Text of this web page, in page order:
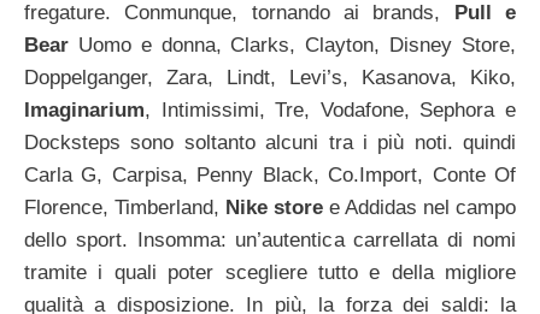
fregature. Conmunque, tornando ai brands, Pull e
Bear Uomo e donna, Clarks, Clayton, Disney Store,
Doppelganger, Zara, Lindt, Levi’s, Kasanova, Kiko,
Imaginarium, Intimissimi, Tre, Vodafone, Sephora e
Docksteps sono soltanto alcuni tra i più noti. quindi
Carla G, Carpisa, Penny Black, Co.Import, Conte Of
Florence, Timberland, Nike store e Addidas nel campo
dello sport. Insomma: un’autentica carrellata di nomi
tramite i quali poter scegliere tutto e della migliore
qualità a disposizione. In più, la forza dei saldi: la